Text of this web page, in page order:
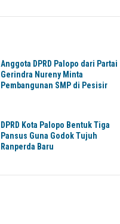
Anggota DPRD Palopo dari Partai
Gerindra Nureny Minta
Pembangunan SMP di Pesisir
DPRD Kota Palopo Bentuk Tiga
Pansus Guna Godok Tujuh
Ranperda Baru